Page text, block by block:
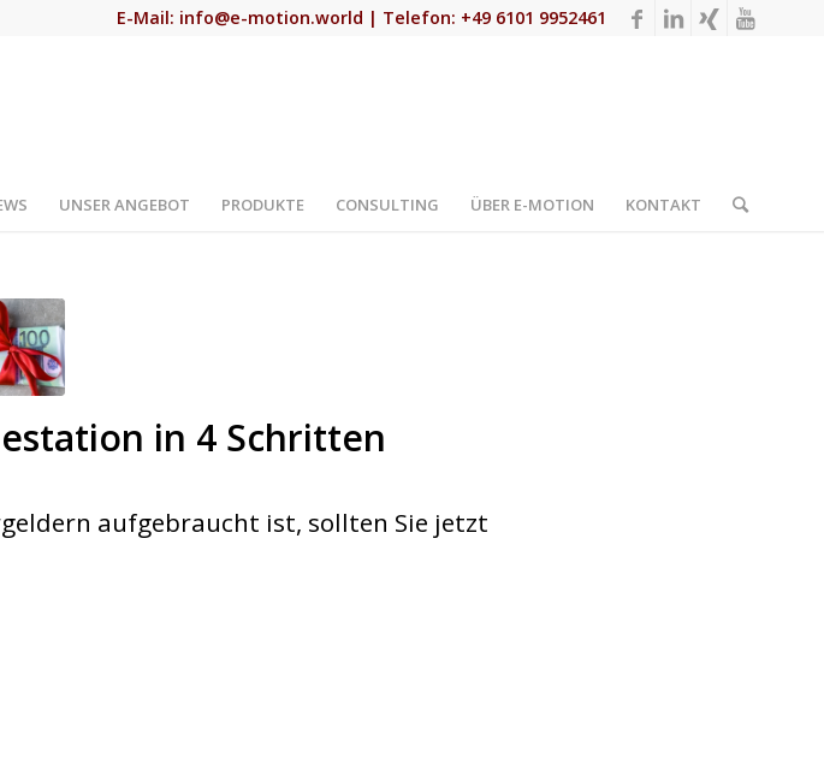
E-Mail: info@e-motion.world | Telefon: +49 6101 9952461
UNSER ANGEBOT PRODUKTE CONSULTING ÜBER E-MOTION KONTAKT
in 4 Schritten
aufgebraucht ist, sollten Sie jetzt